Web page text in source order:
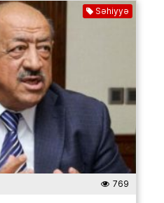
Səhiyyə
769